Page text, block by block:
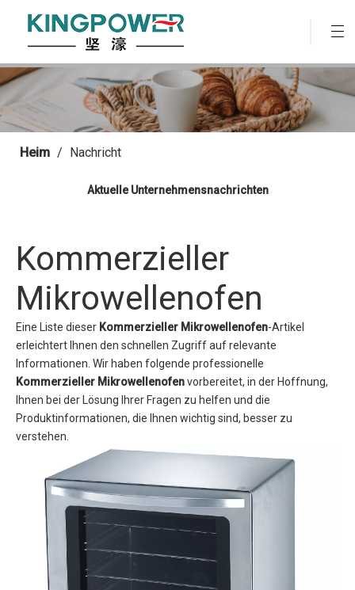
Heim / Nachricht
Aktuelle Unternehmensnachrichten
Kommerzieller
Mikrowellenofen
Eine Liste dieser Kommerzieller Mikrowellenofen-Artikel
erleichtert Ihnen den schnellen Zugriff auf relevante
Informationen. Wir haben folgende professionelle
Kommerzieller Mikrowellenofenvorbereitet, in der Hoffnung,
Ihnen bei der Lösung Ihrer Fragen zu helfen und die
Produktinformationen, die Ihnen wichtig sind, besser zu
verstehen.